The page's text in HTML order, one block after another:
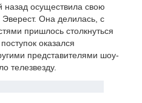
назад осуществила свою
Она делилась, с
пришлось столкнуться
оказался
представителями шоу-
телезвезду.